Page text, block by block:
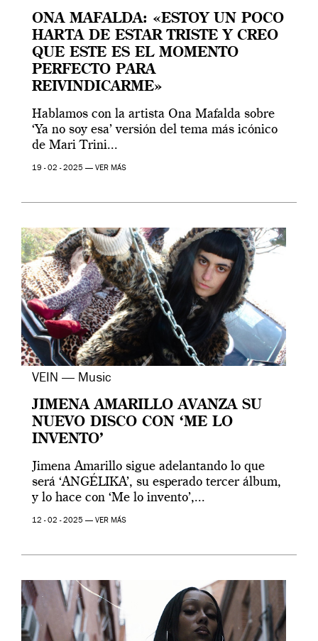
ONA MAFALDA: «ESTOY UN POCO
HARTA DE ESTAR TRISTE Y CREO
QUE ESTE ES EL MOMENTO
PERFECTO PARA
REIVINDICARME»
Hablamos con la artista Ona Mafalda sobre
‘Ya no soy esa’ versión del tema más icónico
de Mari Trini...
19 - 02 - 2025 — VER MÁS
VEIN — Music
JIMENA AMARILLO AVANZA SU
NUEVO DISCO CON ‘ME LO
INVENTO’
Jimena Amarillo sigue adelantando lo que
será ‘ANGÉLIKA’, su esperado tercer álbum,
y lo hace con ‘Me lo invento’,...
12 - 02 - 2025 — VER MÁS